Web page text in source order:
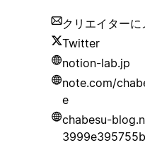
クリエイター
Twitter
notion-lab.jp
note.com/
e
chabesu-